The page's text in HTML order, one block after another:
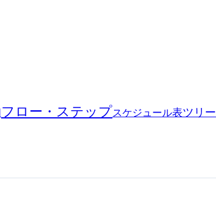
フロー・ステップスケジュール表ツリー